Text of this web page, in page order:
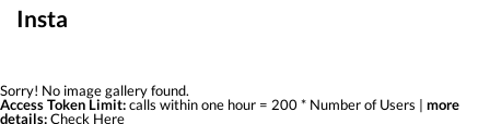
Insta
Sorry! No image gallery found.
Access Token Limit:calls within one hour = 200 * Number of Users | more
details:Check Here